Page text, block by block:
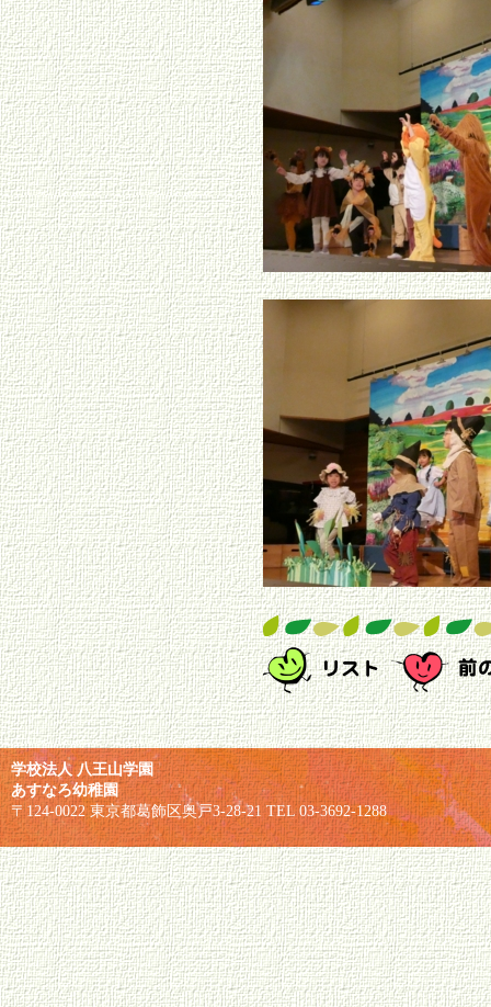
学校法人 八王山学園
あすなろ幼稚園
〒124-0022 東京都葛飾区奥戸3-28-21 TEL 03-3692-1288